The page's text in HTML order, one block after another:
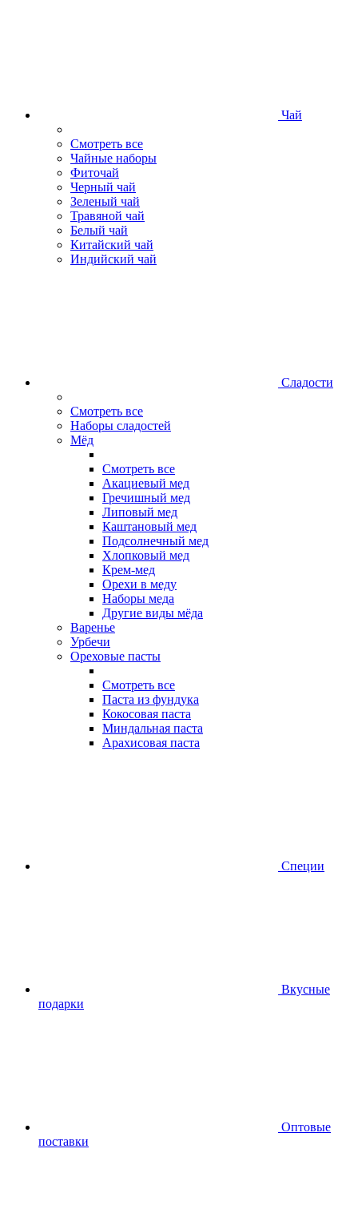
Чай
Смотреть все
Чайные наборы
Фиточай
Черный чай
Зеленый чай
Травяной чай
Белый чай
Китайский чай
Индийский чай
Сладости
Смотреть все
Наборы сладостей
Мёд
Смотреть все
Акациевый мед
Гречишный мед
Липовый мед
Каштановый мед
Подсолнечный мед
Хлопковый мед
Крем-мед
Орехи в меду
Наборы меда
Другие виды мёда
Варенье
Урбечи
Ореховые пасты
Смотреть все
Паста из фундука
Кокосовая паста
Миндальная паста
Арахисовая паста
Специи
Вкусные
подарки
Оптовые
поставки